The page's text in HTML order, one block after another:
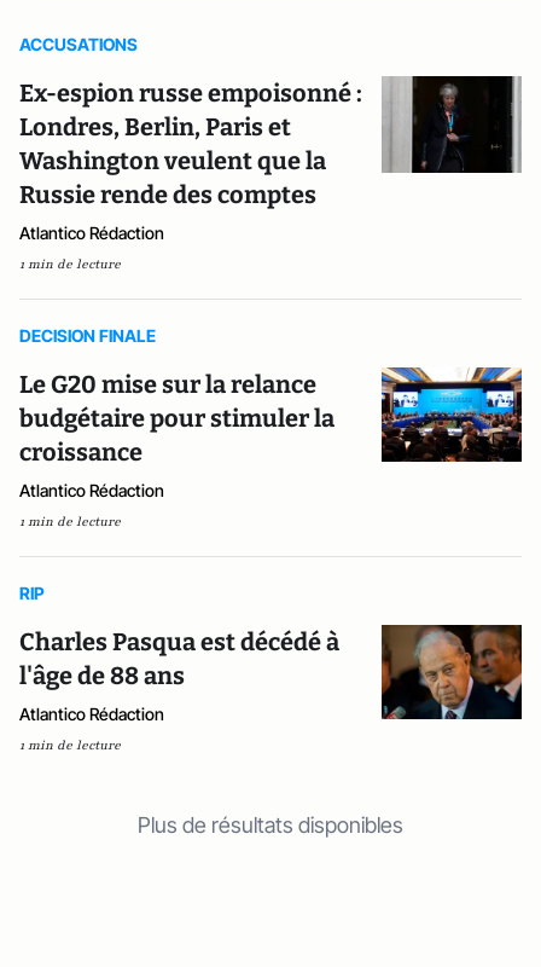
ACCUSATIONS
Ex-espion russe empoisonné :
Londres, Berlin, Paris et
Washington veulent que la
Russie rende des comptes
Atlantico Rédaction
1 min de lecture
DECISION FINALE
Le G20 mise sur la relance
budgétaire pour stimuler la
croissance
Atlantico Rédaction
1 min de lecture
RIP
Charles Pasqua est décédé à
l'âge de 88 ans
Atlantico Rédaction
1 min de lecture
Plus de résultats disponibles